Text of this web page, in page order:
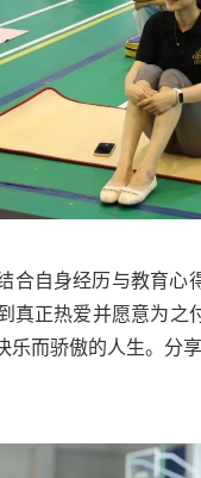
合自身经历与教育
真正热爱并愿意为
乐而骄傲的人生。分